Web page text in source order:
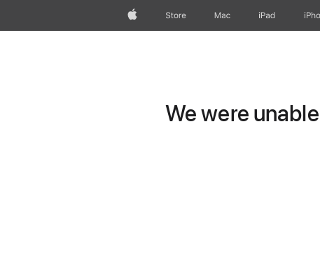
AppleStore Mac iPad
We were